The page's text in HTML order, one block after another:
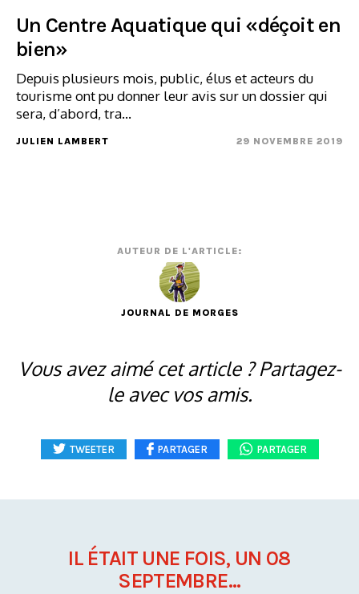
Un Centre Aquatique qui «déçoit en
bien»
Depuis plusieurs mois, public, élus et acteurs du
tourisme ont pu donner leur avis sur un dossier qui
sera, d’abord, tra...
JULIEN LAMBERT 29 NOVEMBRE 2019
AUTEUR DE L'ARTICLE:
JOURNAL DE MORGES
Vous avez aimé cet article ? Partagez-
le avec vos amis.
TWEETER PARTAGER PARTAGER
IL ÉTAIT UNE FOIS, UN 08
SEPTEMBRE...